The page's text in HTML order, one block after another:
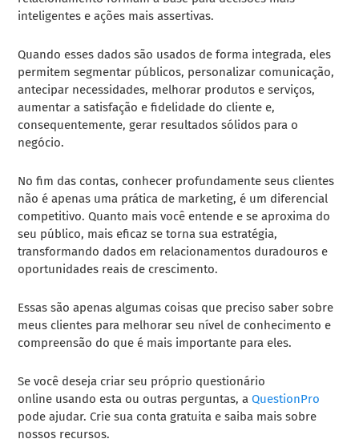
inteligentes e ações mais assertivas.
Quando esses dados são usados de forma integrada, eles
permitem segmentar públicos, personalizar comunicação,
antecipar necessidades, melhorar produtos e serviços,
aumentar a satisfação e fidelidade do cliente e,
consequentemente, gerar resultados sólidos para o
negócio.
No fim das contas, conhecer profundamente seus clientes
não é apenas uma prática de marketing, é um diferencial
competitivo. Quanto mais você entende e se aproxima do
seu público, mais eficaz se torna sua estratégia,
transformando dados em relacionamentos duradouros e
oportunidades reais de crescimento.
Essas são apenas algumas coisas que preciso saber sobre
meus clientes para melhorar seu nível de conhecimento e
compreensão do que é mais importante para eles.
Se você deseja criar seu próprio questionário
online usando esta ou outras perguntas, a QuestionPro
pode ajudar. Crie sua conta gratuita e saiba mais sobre
nossos recursos.